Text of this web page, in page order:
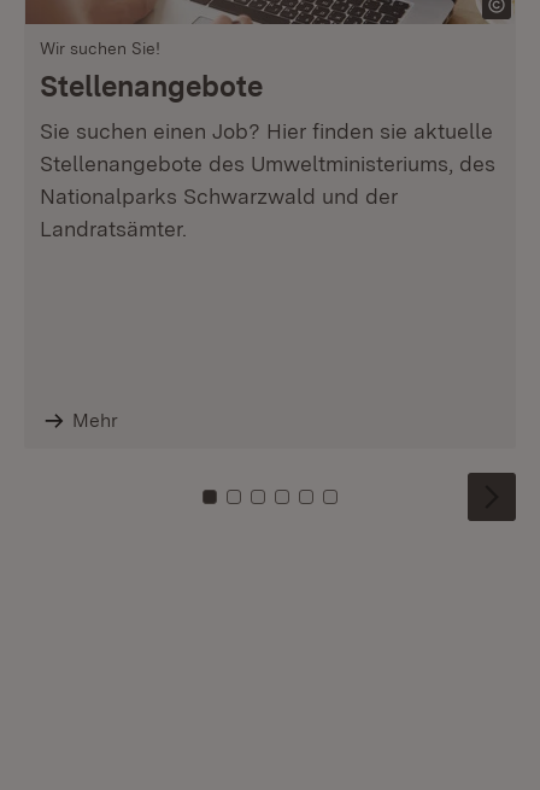
Wir suchen Sie!
Stellenangebote
Sie suchen einen Job? Hier finden sie aktuelle
Stellenangebote des Umweltministeriums, des
Nationalparks Schwarzwald und der
Landratsämter.
Mehr
Zu Kachel: 0
Zu Kachel: 1
Zu Kachel: 2
Zu Kachel: 3
Zu Kachel: 4
Zu Kachel: 5